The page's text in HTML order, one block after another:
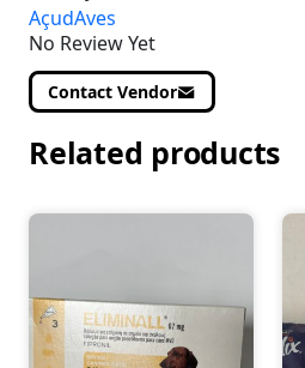
AçudAves
No Review Yet
Contact Vendor
Related products